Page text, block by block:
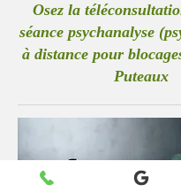
Osez la
séance psychanalyse
à distance pour
Puteaux